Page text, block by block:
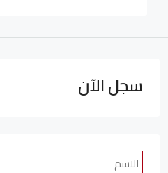
سجل الآن